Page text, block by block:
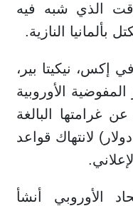
الذي شبه فيه
بألمانيا النازية.
نيكيتا بير،
الأوروبية
غرامتها البالغة
(140 مليون دولار) لانتهاك قواعد
الأوروبي أنشأ